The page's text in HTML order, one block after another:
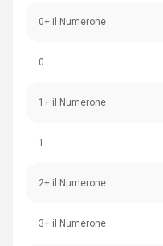
0+ il Numerone
0
1+ il Numerone
1
2+ il Numerone
3+ il Numerone